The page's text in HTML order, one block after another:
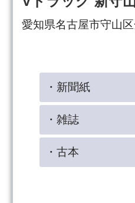
愛知県名古屋市守山
・新聞紙
・雑誌
・古本